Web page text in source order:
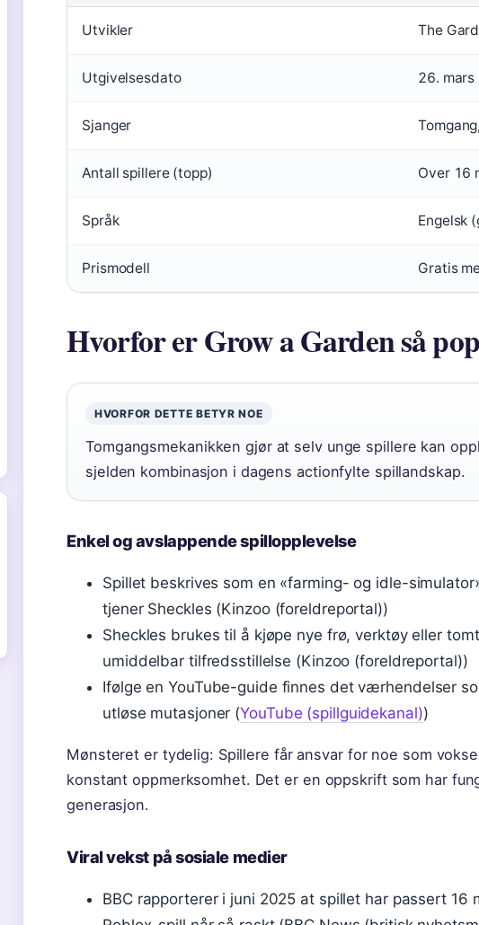
Utvikler The
Utgivelsesdato 26.
Sjanger
Antall spillere (topp) Over 16
Språk Engelsk
Prismodell Gratis
Hvorfor er Grow a Garden så
HVORFOR DETTE BETYR NOE
Tomgangsmekanikken gjør at selv unge spillere kan
sjelden kombinasjon i dagens actionfylte spillandskap.
Enkel og avslappende spillopplevelse
Spillet beskrives som en «farming- og idle-
tjener Sheckles (Kinzoo (foreldreportal))
Sheckles brukes til å kjøpe nye frø, verktøy eller
umiddelbar tilfredsstillelse (Kinzoo (foreldreportal))
Ifølge en YouTube-guide finnes det værhendelser
utløse mutasjoner (YouTube (spillguidekanal))
Mønsteret er tydelig: Spillere får ansvar for noe som
konstant oppmerksomhet. Det er en oppskrift som har
generasjon.
Viral vekst på sosiale medier
BBC rapporterer i juni 2025 at spillet har passert 16